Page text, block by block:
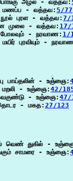
அழல் - வத்தவ:
மணப்ப - வத்தவ: 5/77
புரள - வத்தவ: 7/
முலை - வத்தவ: 17/
- நரவாண: 1/
புரவியும் -
பாய்தலின் - உஞ்ஞை:
மறலி - உஞ்ஞை:42/
- உஞ்ஞை:47/
தொடர - மகத: 27/123
வெண் துகில் -
சாமரை - உஞ்ஞை: